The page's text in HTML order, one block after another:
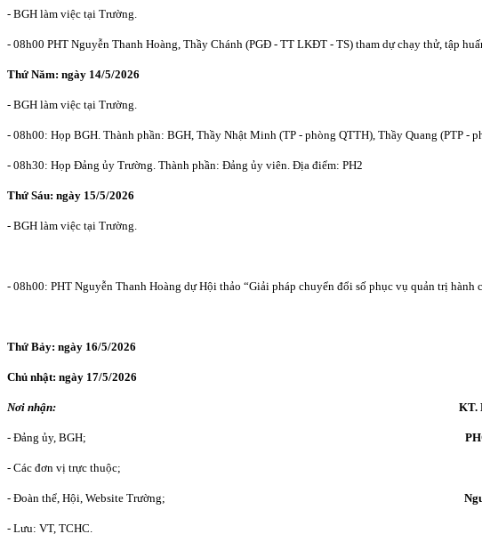
- BGH làm việc tại Trường.
- 08h00 PHT Nguyễn Thanh Hoàng, Thầy Chánh (PGĐ - TT LKĐT - TS) tham dự chạy thử, tập
Thứ Năm: ngày 14/5/2026
- BGH làm việc tại Trường.
- 08h00: Họp BGH. Thành phần: BGH, Thầy Nhật Minh (TP - phòng QTTH), Thầy Quang (PTP
- 08h30: Họp Đảng ủy Trường. Thành phần: Đảng ủy viên. Địa điểm: PH2
Thứ Sáu: ngày 15/5/2026
- BGH làm việc tại Trường.
- 08h00: PHT Nguyễn Thanh Hoàng dự Hội thảo “Giải pháp chuyển đổi số phục vụ quản trị
Thứ Bảy: ngày 16/5/2026
Chủ nhật: ngày 17/5/2026
Nơi nhận: KT.
- Đảng ủy, BGH; PHÓ HIỆU
- Các đơn vị trực thuộc;
- Đoàn thể, Hội, Website Trường;
- Lưu: VT, TCHC.